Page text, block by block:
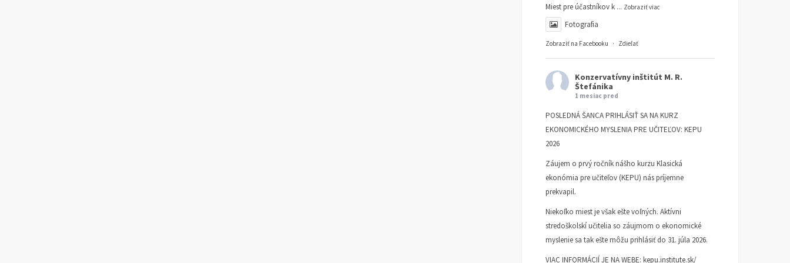
Miest pre účastníkov k ... Zobraziť viac
Fotografia
Zobraziť na Facebooku · Zdieľať
Konzervatívny inštitút M. R.
Štefánika
1 mesiac pred
POSLEDNÁ ŠANCA PRIHLÁSIŤ SA NA KURZ
EKONOMICKÉHO MYSLENIA PRE UČITEĽOV: KEPU
2026
Záujem o prvý ročník nášho kurzu Klasická
ekonómia pre učiteľov (KEPU) nás príjemne
prekvapil.
Niekoľko miest je však ešte voľných. Aktívni
stredoškolskí učitelia so záujmom o ekonomické
myslenie sa tak ešte môžu prihlásiť do 31. júla 2026.
VIAC INFORMÁCIÍ JE NA WEBE: kepu.institute.sk/